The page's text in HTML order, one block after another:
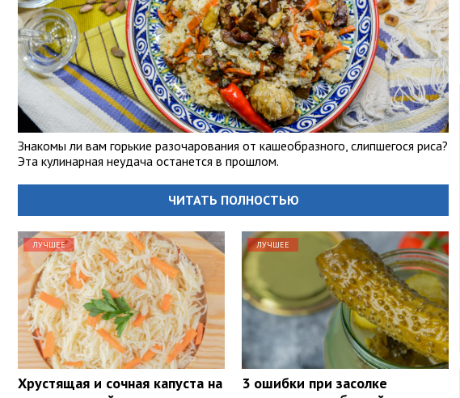
Знакомы ли вам горькие разочарования от кашеобразного, слипшегося риса?
Эта кулинарная неудача останется в прошлом.
ЧИТАТЬ ПОЛНОСТЬЮ
ЛУЧШЕЕ
Хрустящая и сочная капуста на
ЛУЧШЕЕ
3 ошибки при засолке